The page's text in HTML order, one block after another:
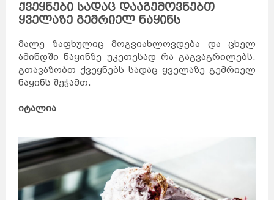
ქვეყნები სადაც დააგემოვნებთ
ყველაზე გემრიელ ნაყინს
მალე ზაფხულიც მოგვიახლოვდება და ცხელ
ამინდში ნაყინზე უკეთესად რა გაგვაგრილებს.
გთავაზობთ ქვეყნებს სადაც ყველაზე გემრიელ
ნაყინს შეჭამთ.
იტალია